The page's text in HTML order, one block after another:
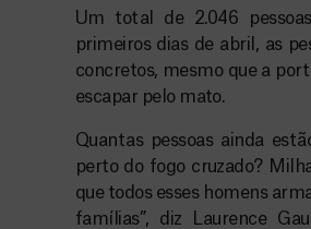
Um total de 2.046
primeiros dias de abril, as
concretos, mesmo que a
escapar pelo mato.
Quantas pessoas ainda
perto do fogo cruzado?
que todos esses homens
famílias”, diz Laurence